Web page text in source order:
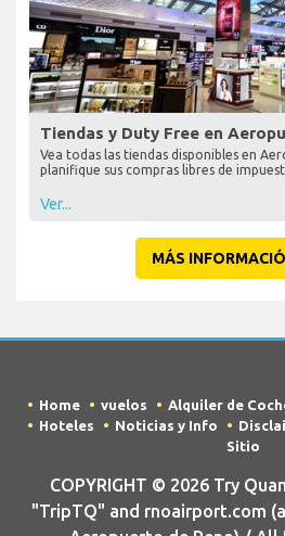
Tiendas y Duty Free en
Vea todas las tiendas disponibles en
planifique sus compras libres de
Ver...
MÁS
Home vuelos Alquiler de
Hoteles
Noticias y Info
Sitio
COPYRIGHT © 2026 Try
"TripTQ" and rnoairport.com